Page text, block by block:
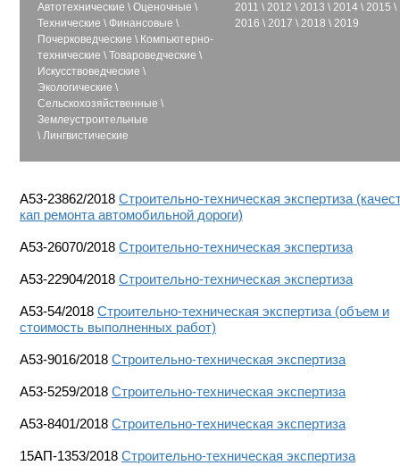
Автотехнические \ Оценочные \
Технические \ Финансовые \
Почерковедческие \ Компьютерно-
технические \ Товароведческие \
Искусствоведческие \
Экологические \
Сельскохозяйственные \
Землеустроительные
\ Лингвистические
2011 \ 2012 \ 2013 \ 2014 \ 2015 \
2016 \ 2017 \ 2018 \ 2019
А53-23862/2018 Строительно-техническая экспертиза
кап ремонта автомобильной дороги)
А53-26070/2018 Строительно-техническая экспертиза
А53-22904/2018 Строительно-техническая экспертиза
А53-54/2018 Строительно-техническая экспертиза (объем и
стоимость выполненных работ)
А53-9016/2018 Строительно-техническая экспертиза
А53-5259/2018 Строительно-техническая экспертиза
А53-8401/2018 Строительно-техническая экспертиза
15АП-1353/2018 Строительно-техническая экспертиза